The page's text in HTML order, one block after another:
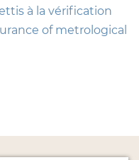
à la vérification
of metrological